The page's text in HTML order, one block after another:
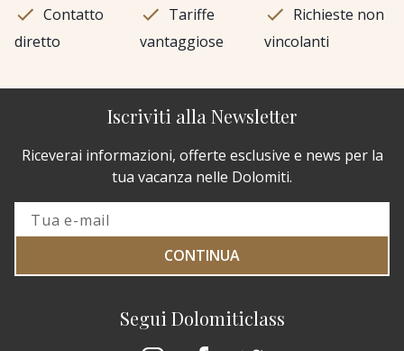
Contatto
diretto
Tariffe
vantaggiose
Richieste non
vincolanti
Segui Dolomiticlass
Iscriviti alla Newsletter
Riceverai informazioni, offerte esclusive e news per la
tua vacanza nelle Dolomiti.
CONTINUA